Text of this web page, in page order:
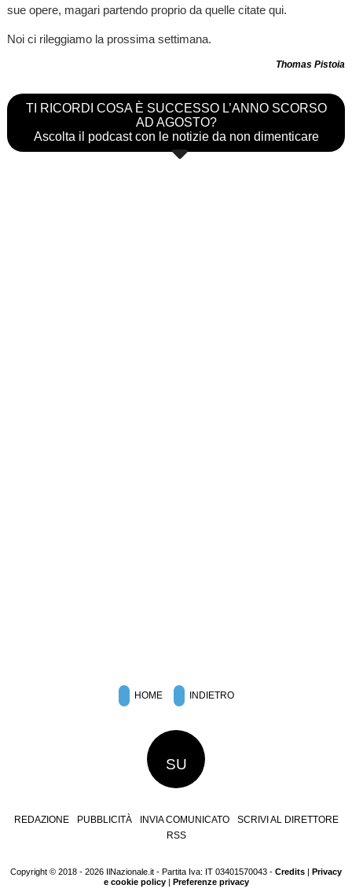
sue opere, magari partendo proprio da quelle citate qui.
Noi ci rileggiamo la prossima settimana.
Thomas Pistoia
TI RICORDI COSA È SUCCESSO L’ANNO SCORSO
AD AGOSTO?
Ascolta il podcast con le notizie da non dimenticare
HOME INDIETRO
SU
REDAZIONE PUBBLICITÀ INVIA COMUNICATO
SCRIVI AL DIRETTORE
RSS
Copyright © 2018 - 2026 IlNazionale.it - Partita Iva: IT 03401570043 - Credits | Privacy
e cookie policy| Preferenze privacy